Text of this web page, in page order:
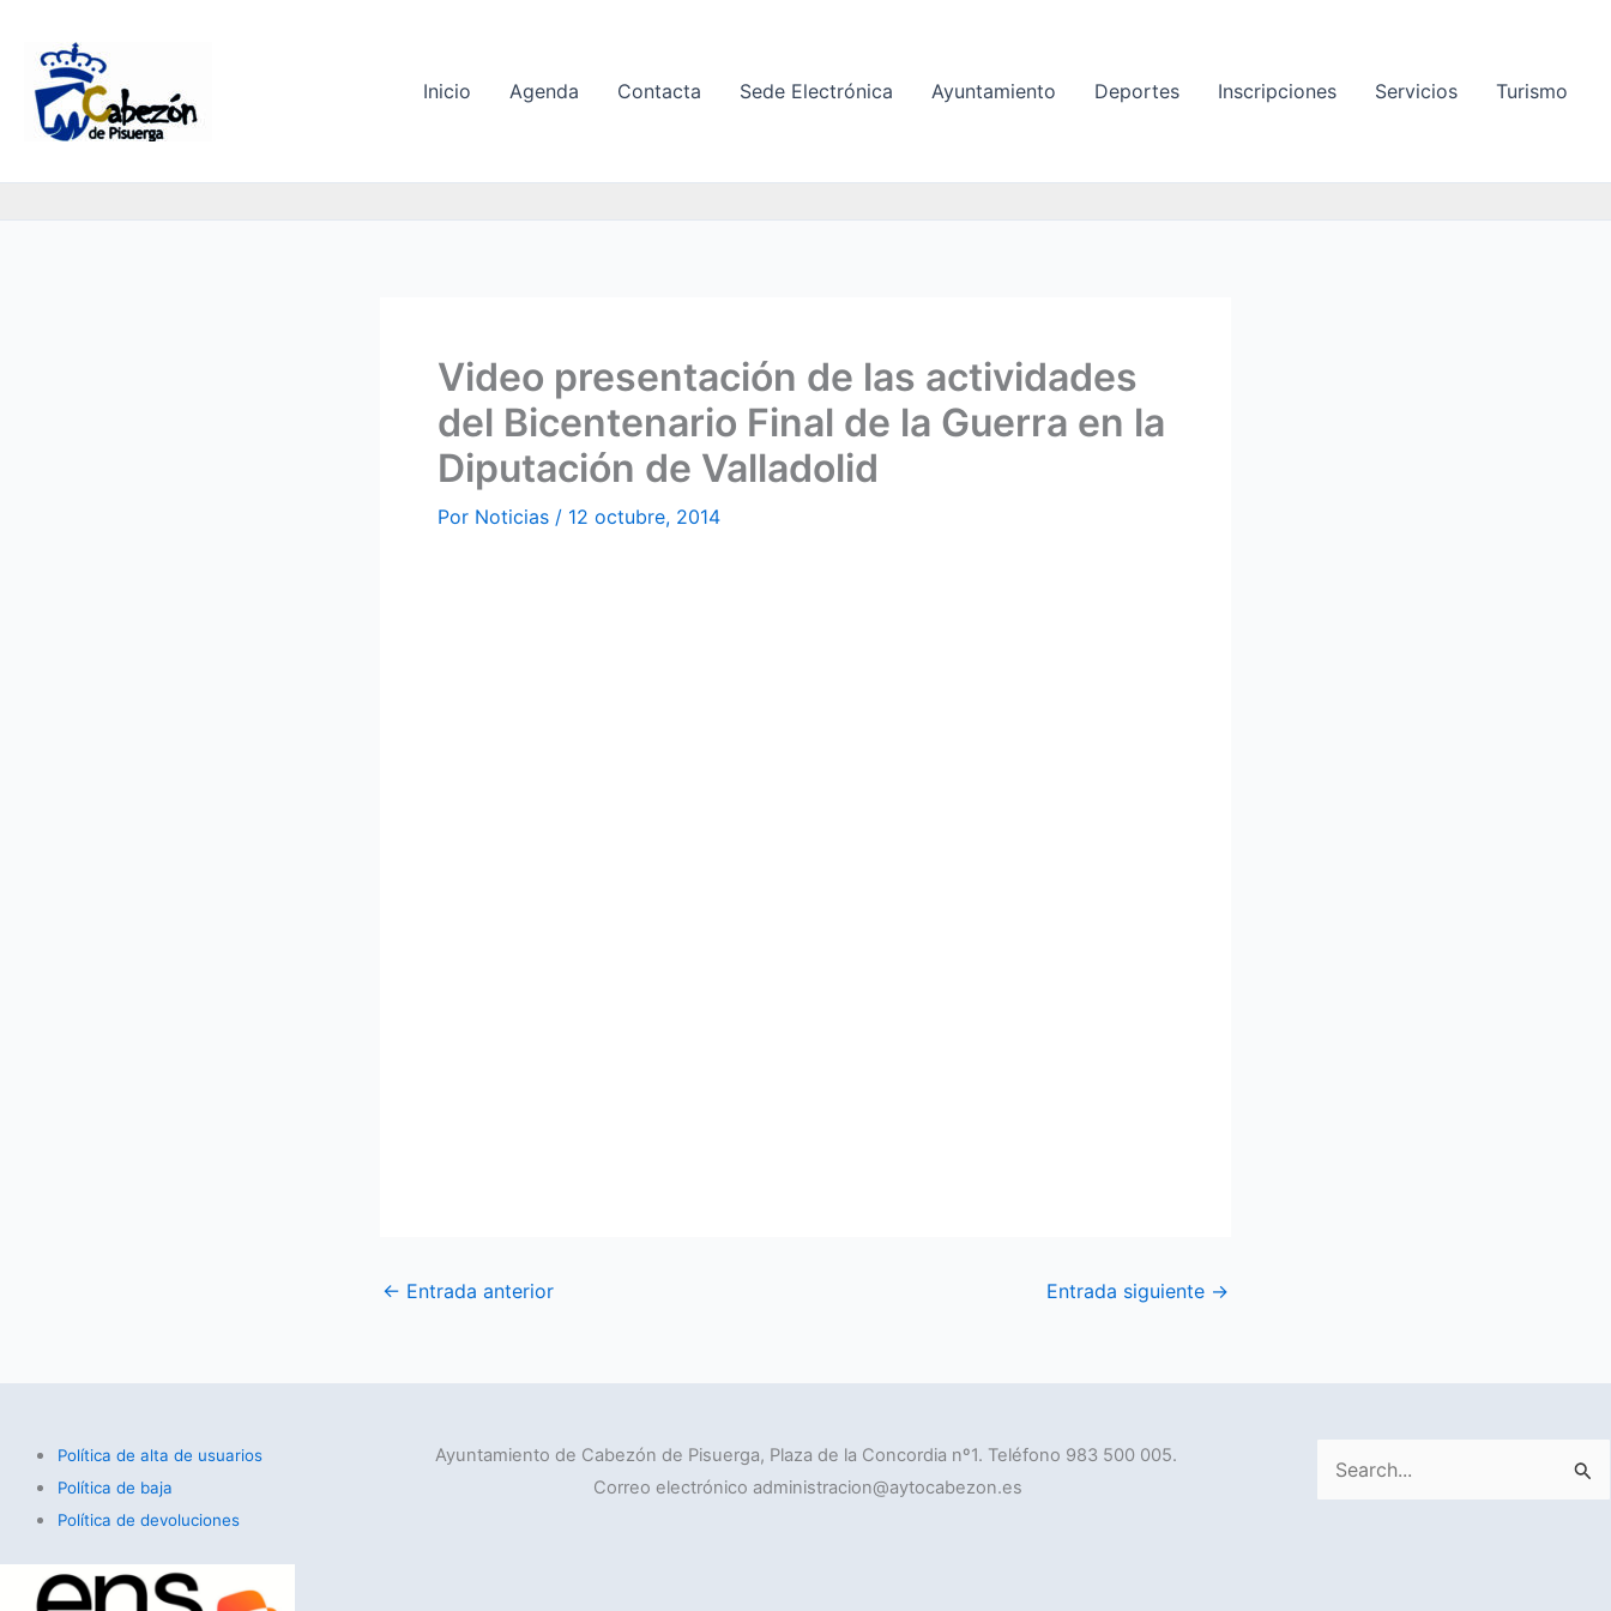
contenido
Inicio Agenda Contacta Sede Electrónica Ayuntamiento Deportes Inscripciones Servicios Turismo
Video presentación de las actividades
del Bicentenario Final de la Guerra en la
Diputación de Valladolid
Por Noticias / 12 octubre, 2014
← Entrada anterior Entrada siguiente →
Política de alta de usuarios
Política de baja
Política de devoluciones
Ayuntamiento de Cabezón de Pisuerga, Plaza de la Concordia nº1. Teléfono 983 500 005.
Correo electrónico administracion@aytocabezon.es
Buscar
por: